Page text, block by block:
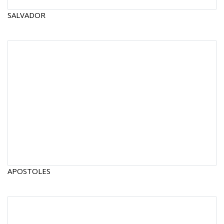
SALVADOR
APOSTOLES